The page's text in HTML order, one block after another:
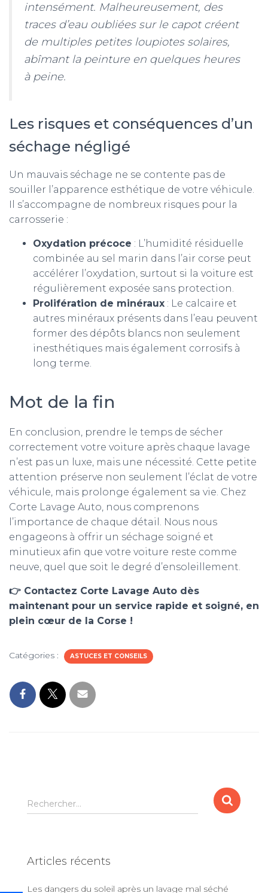
intensément. Malheureusement, des
traces d’eau oubliées sur le capot créent
de multiples petites loupiotes solaires,
abîmant la peinture en quelques heures
à peine.
Les risques et conséquences d’un
séchage négligé
Un mauvais séchage ne se contente pas de
souiller l’apparence esthétique de votre véhicule.
Il s’accompagne de nombreux risques pour la
carrosserie :
Oxydation précoce : L’humidité résiduelle
combinée au sel marin dans l’air corse peut
accélérer l’oxydation, surtout si la voiture est
régulièrement exposée sans protection.
Prolifération de minéraux : Le calcaire et
autres minéraux présents dans l’eau peuvent
former des dépôts blancs non seulement
inesthétiques mais également corrosifs à
long terme.
Mot de la fin
En conclusion, prendre le temps de sécher
correctement votre voiture après chaque lavage
n’est pas un luxe, mais une nécessité. Cette petite
attention préserve non seulement l’éclat de votre
véhicule, mais prolonge également sa vie. Chez
Corte Lavage Auto, nous comprenons
l’importance de chaque détail. Nous nous
engageons à offrir un séchage soigné et
minutieux afin que votre voiture reste comme
neuve, quel que soit le degré d’ensoleillement.
👉 Contactez Corte Lavage Auto dès
maintenant pour un service rapide et soigné, en
plein cœur de la Corse !
Catégories : ASTUCES ET CONSEILS
R
e
r
Rechercher…
Articles récents
Les dangers du soleil après un lavage mal séché